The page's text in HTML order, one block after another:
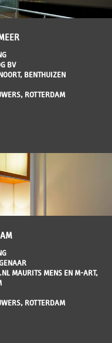
BV
BENTHUIZEN
ROTTERDAM
MAURITS MENS EN M-ART,
ROTTERDAM